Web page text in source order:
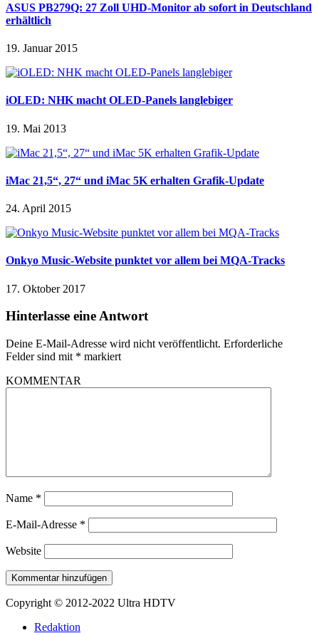
ASUS PB279Q: 27 Zoll UHD-Monitor ab sofort in Deutschland
erhältlich
19. Januar 2015
iOLED: NHK macht OLED-Panels langlebiger
19. Mai 2013
iMac 21,5“, 27“ und iMac 5K erhalten Grafik-Update
24. April 2015
Onkyo Music-Website punktet vor allem bei MQA-Tracks
17. Oktober 2017
Hinterlasse eine Antwort
Deine E-Mail-Adresse wird nicht veröffentlicht. Erforderliche
Felder sind mit * markiert
KOMMENTAR
Name *
E-Mail-Adresse *
Website
Copyright © 2012-2022 Ultra HDTV
Redaktion